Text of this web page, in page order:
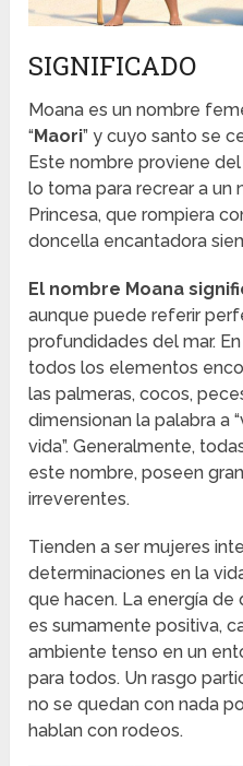
SIGNIFICADO
Moana es un nombre
“Maori” y cuyo santo se
Este nombre proviene
lo toma para recrear a un
Princesa, que rompiera
doncella encantadora
El nombre Moana
aunque puede referir
profundidades del mar.
todos los elementos
las palmeras, cocos,
dimensionan la palabra a
vida”. Generalmente,
este nombre, poseen
irreverentes.
Tienden a ser mujeres
determinaciones en la
que hacen. La energía de
es sumamente positiva,
ambiente tenso en un
para todos. Un rasgo
no se quedan con nada
hablan con rodeos.